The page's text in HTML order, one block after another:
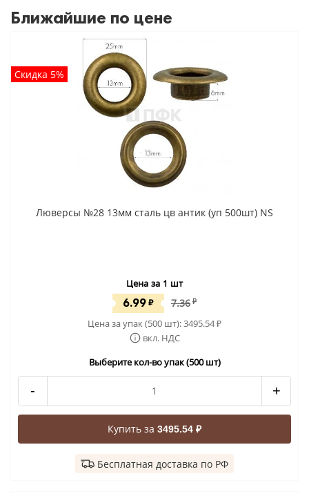
Ближайшие по цене
Скидка 5%
Люверсы №28 13мм сталь цв антик (уп 500шт) NS
Цена за 1 шт
6.99₽ 7.36 ₽
Цена за упак (500 шт):3495.54₽
вкл. НДС
Выберите кол-во упак (500 шт)
- +
Купить за 3495.54 ₽
Бесплатная доставка по РФ